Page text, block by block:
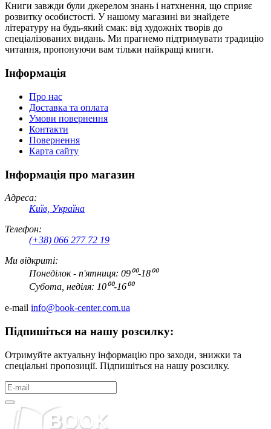
Книги завжди були джерелом знань і натхнення, що сприяє
розвитку особистості. У нашому магазині ви знайдете
літературу на будь-який смак: від художніх творів до
спеціалізованих видань. Ми прагнемо підтримувати традицію
читання, пропонуючи вам тільки найкращі книги.
Інформація
Про нас
Доставка та оплата
Умови повернення
Контакти
Повернення
Карта сайту
Інформація про магазин
Адреса:
Київ, Україна
Телефон:
(+38) 066 277 72 19
Ми відкриті:
Понеділок - п'ятниця: 09⁰⁰-18⁰⁰
Субота, неділя: 10⁰⁰-16⁰⁰
e-mail info@book-center.com.ua
Підпишіться на нашу розсилку:
Отримуйте актуальну інформацію про заходи, знижки та
спеціальні пропозиції. Підпишіться на нашу розсилку.